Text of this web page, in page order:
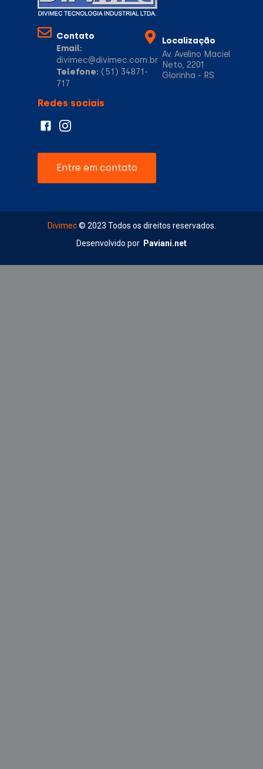
Contato
Email:
divimec@divimec.com.br
Telefone: (51) 34871-
717
Localização
Av. Avelino Maciel
Neto, 2201
Glorinha - RS
Redes sociais
Entre em contato
Divimec© 2023 Todos os direitos reservados.
Desenvolvido por Paviani.net